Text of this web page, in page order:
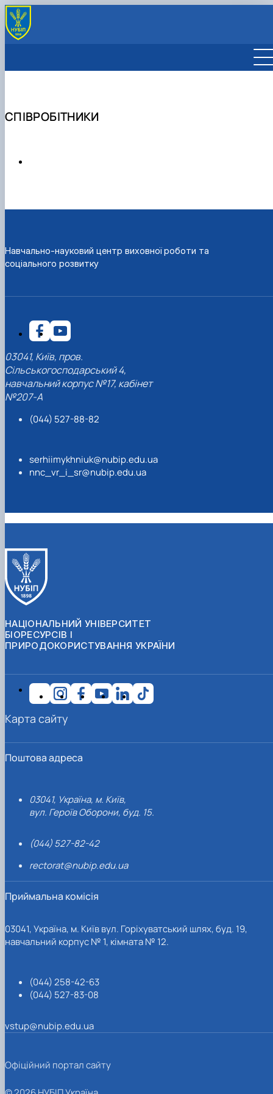
НОРМАТИВНІ ДОКУМЕНТИ
СПІВРОБІТНИКИ
Навчально-науковий центр виховної роботи та
соціального розвитку
03041, Київ, пров.
Сільськогосподарський 4,
навчальний корпус №17, кабінет
№207-А
(044) 527-88-82
serhiimykhniuk@nubip.edu.ua
nnc_vr_i_sr@nubip.edu.ua
НАЦІОНАЛЬНИЙ УНІВЕРСИТЕТ
БІОРЕСУРСІВ І
ПРИРОДОКОРИСТУВАННЯ УКРАЇНИ
Поштова адреса
03041, Україна, м. Київ,
вул. Героїв Оборони, буд. 15.
(044) 527-82-42
rectorat@nubip.edu.ua
Приймальна комісія
03041, Україна, м. Київ вул. Горіхуватський шлях, буд. 19,
навчальний корпус № 1, кімната № 12.
(044) 258-42-63
(044) 527-83-08
vstup@nubip.edu.ua
Карта сайту
Офіційний портал сайту